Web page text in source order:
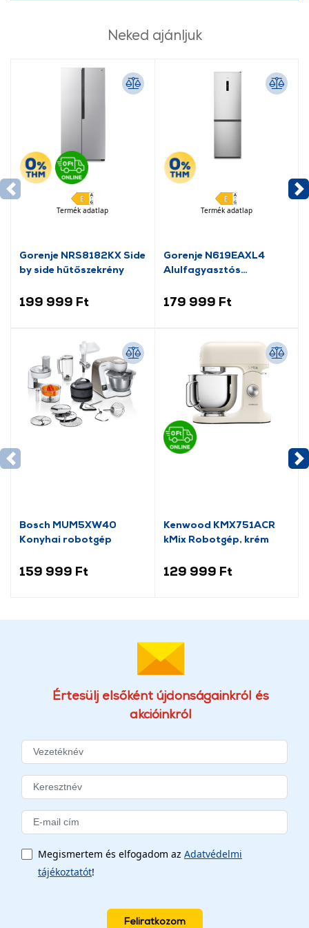
Neked ajánljuk
Termék adatlap
Gorenje NRS8182KX Side
by side hűtőszekrény
199 999 Ft
Termék adatlap
Gorenje N619EAXL4
Alulfagyasztós
179 999 Ft
Bosch MUM5XW40
Konyhai robotgép
159 999 Ft
Kenwood KMX751ACR
kMix Robotgép, krém
129 999 Ft
Értesülj elsőként újdonságainkról és
akcióinkról
Megismertem és elfogadom az Adatvédelmi
tájékoztatót!
Feliratkozom